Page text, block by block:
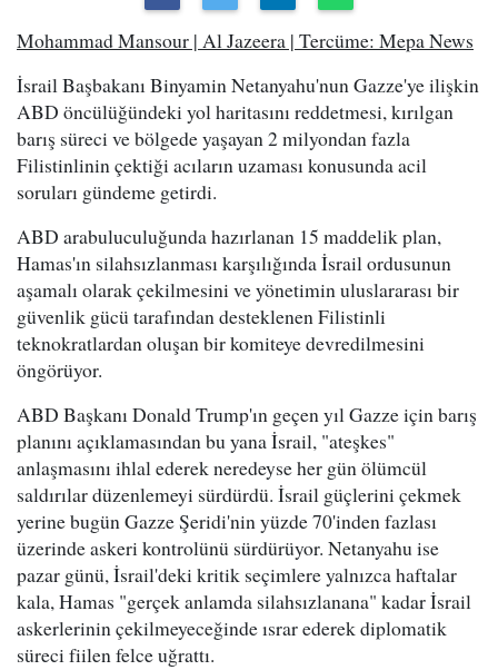
Mohammad Mansour | Al Jazeera | Tercüme: Mepa News
İsrail Başbakanı Binyamin Netanyahu'nun Gazze'ye ilişkin
ABD öncülüğündeki yol haritasını reddetmesi, kırılgan
barış süreci ve bölgede yaşayan 2 milyondan fazla
Filistinlinin çektiği acıların uzaması konusunda acil
soruları gündeme getirdi.
ABD arabuluculuğunda hazırlanan 15 maddelik plan,
Hamas'ın silahsızlanması karşılığında İsrail ordusunun
aşamalı olarak çekilmesini ve yönetimin uluslararası bir
güvenlik gücü tarafından desteklenen Filistinli
teknokratlardan oluşan bir komiteye devredilmesini
öngörüyor.
ABD Başkanı Donald Trump'ın geçen yıl Gazze için barış
planını açıklamasından bu yana İsrail, "ateşkes"
anlaşmasını ihlal ederek neredeyse her gün ölümcül
saldırılar düzenlemeyi sürdürdü. İsrail güçlerini çekmek
yerine bugün Gazze Şeridi'nin yüzde 70'inden fazlası
üzerinde askeri kontrolünü sürdürüyor. Netanyahu ise
pazar günü, İsrail'deki kritik seçimlere yalnızca haftalar
kala, Hamas "gerçek anlamda silahsızlanana" kadar İsrail
askerlerinin çekilmeyeceğinde ısrar ederek diplomatik
süreci fiilen felce uğrattı.